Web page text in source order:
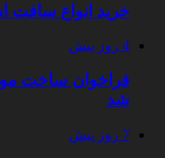
خرید انواع سافت
4 روز پیش
فراخوان ساخت
شد
7 روز پیش